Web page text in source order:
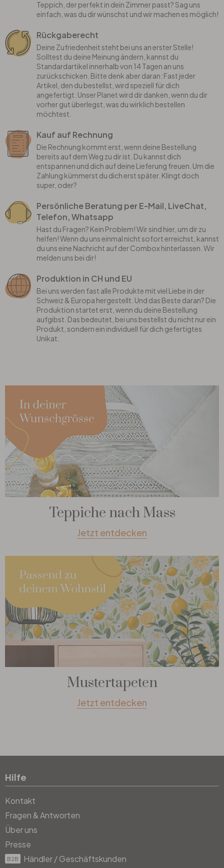
Teppich, der perfekt in dein Zimmer passt? Sag uns
einfach, was du dir wünschst und wir machen es möglich!
Rückgaberecht
Deine Zufriedenheit steht bei uns an erster Stelle!
Solltest du deine Meinung ändern, kannst du
Standardartikel innerhalb von 14 Tagen an uns
zurückschicken. Bitte denk aber daran: Fast jeder
Artikel, den du bestellst, wird speziell für dich
angefertigt. Unser Planet wird dir danken, wenn du dir
vorher gut überlegst, was du wirklich bestellen
möchtest.
Kauf auf Rechnung
Die Rechnung kommt erst, wenn deine Bestellung
bereits auf dem Weg zu dir ist. Du kannst dich
entspannen und dich auf deine Lieferung freuen. Um die
Zahlung kümmerst du dich erst später. Klingt doch
super, oder?
Persönliche Beratung per E-Mail, LiveChat,
Telefon, Whatsapp
Hast du Fragen? Kein Problem! Wir sind hier, um dir zu
helfen! Wenn du uns einmal nicht sofort erreichst, kannst
du uns eine Nachricht auf der Combox hinterlassen. Wir
melden uns bei dir!
Produktion in CH und EU
Bei uns werden fast alle Produkte mit viel Liebe in der
Schweiz & Europa hergestellt. Und das Beste daran? Die
Produktion startet erst, wenn du deine Bestellung
aufgibst. Das bedeutet, bei uns bestellst du nicht nur ein
Produkt, sondern ein individuell für dich gefertigtes
Unikat.
Teppiche nach Mass
Jetzt entdecken
Mustertapeten
Jetzt entdecken
Hilfe
Kontakt
Fragen & Antworten
Über uns
Presse
B2B Händler / Geschäftskunden